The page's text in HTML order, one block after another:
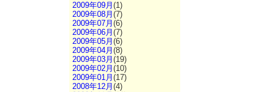
2009年09月 (1)
2009年08月 (7)
2009年07月 (6)
2009年06月 (7)
2009年05月 (6)
2009年04月 (8)
2009年03月 (19)
2009年02月 (10)
2009年01月 (17)
2008年12月 (4)